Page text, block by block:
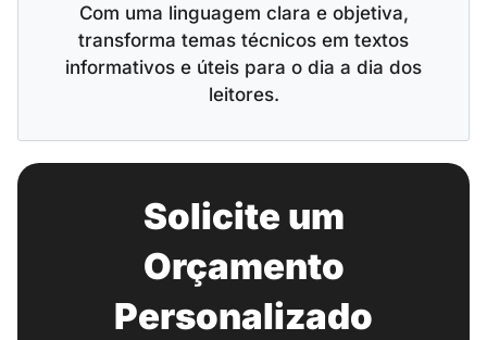
Com uma linguagem clara e objetiva,
transforma temas técnicos em textos
informativos e úteis para o dia a dia dos
leitores.
Solicite um
Orçamento
Personalizado